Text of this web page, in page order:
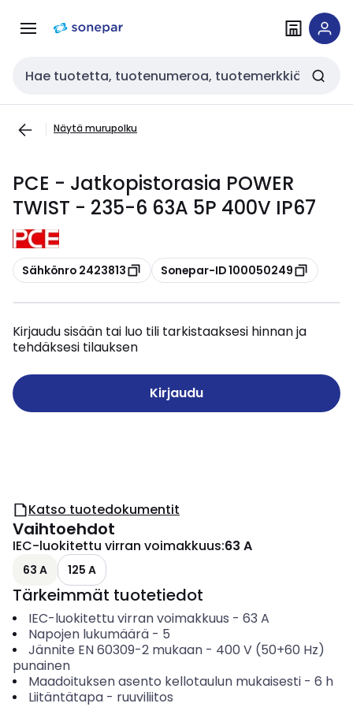
navigointiinsisältöön
Haku
Näytä murupolku
PCE - Jatkopistorasia POWER
TWIST - 235-6 63A 5P 400V IP67
Kopioi
Sähkönro 2423813 Kopioi
Sonepar-ID 100050249
Kirjaudu sisään tai luo tili tarkistaaksesi hinnan ja
tehdäksesi tilauksen
Kirjaudu
Katso tuotedokumentit
Vaihtoehdot
IEC-luokitettu virran voimakkuus:63 A
63 A 125 A
Tärkeimmät tuotetiedot
IEC-luokitettu virran voimakkuus - 63 A
Napojen lukumäärä- 5
Jännite EN 60309-2 mukaan- 400 V (50+60 Hz)
punainen
Maadoituksen asento kellotaulun mukaisesti- 6 h
Liitäntätapa- ruuviliitos